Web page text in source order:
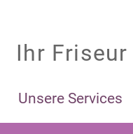
Ihr
Unsere Services